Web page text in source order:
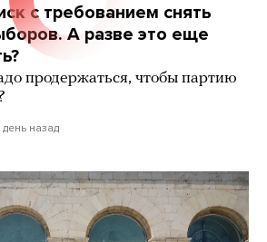
с требованием снять
А разве это еще
продержаться, чтобы партию
день назад